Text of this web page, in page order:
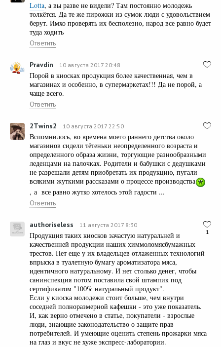
Lotta, а вы разве не видели? Там постоянно молодежь
толкётся. Да те же пирожки из сумок люди с удовольствием
берут. Имхо проверять их бесполезно, народ все равно будет
туда ходить
Ответить
Pravdin 10 августа 2017 20:48
Порой в киосках продукция более качественная, чем в
магазинах и особенно, в супермаркетах!!! Да не порой, а
чаще всего.
Ответить
2Тwins2 10 августа 2017 22:50
Вспомнилось, во времена моего раннего детства около
магазинов сидели тётеньки неопределенного возраста и
определенного образа жизни, торгующие разнообразными
леденцами на палочках. Родители и бабушки с дедушками
не разрешали детям приобретать их продукцию, пугали
всякими жуткими рассказами о процессе производства
, а все равно жутко хотелось этой гадости ...
Ответить
1
authoriseless 11 августа 2017 8:30
Продукция таких киосков зачастую натуральней и
качественней продукции наших химмоломясбумажных
трестов. Нет еще у их владельцев отлаженных технологий
впрыска в туалетную бумагу ароматизатора мяса,
идентичного натуральному. И нет столько денег, чтобы
санинспекция потом поставила свой штампик под
сертификатом "100% натуральный продукт".
Если у киоска молодежи стоит больше, чем внутри
соседней полноразмерной кафешки - это уже показатель.
И, как верно отмечено в статье, покупатели - взрослые
люди, знающие законодательство о защите прав
потребителей. И умеющие оценить степень прожарки мяса
на глаз и вкус не хуже экспресс-лаборатории.